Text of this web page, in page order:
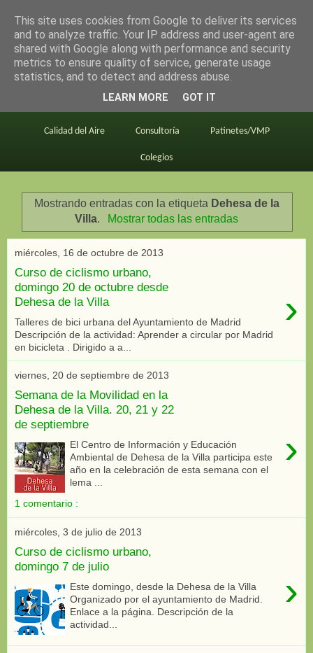
en bici por madrid
Este blog BiciMAD Primeros consejos
Calidad del Aire Consultoría Patinetes/VMP
Colegios
Mostrando entradas con la etiqueta Dehesa de la
Villa. Mostrar todas las entradas
miércoles, 16 de octubre de 2013
Curso de ciclismo urbano,
domingo 20 de octubre desde
Dehesa de la Villa
›
Talleres de bici urbana del Ayuntamiento de Madrid
Descripción de la actividad: Aprender a circular por Madrid
en bicicleta . Dirigido a a...
viernes, 20 de septiembre de 2013
Semana de la Movilidad en la
Dehesa de la Villa. 20, 21 y 22
de septiembre
›
El Centro de Información y Educación
Ambiental de Dehesa de la Villa participa este
año en la celebración de esta semana con el
lema ...
1 comentario :
miércoles, 3 de julio de 2013
Curso de ciclismo urbano,
domingo 7 de julio
›
Este domingo, desde la Dehesa de la Villa
Organizado por el ayuntamiento de Madrid.
Enlace a la página. Descripción de la
actividad...
This site uses cookies from Google to deliver its services
and to analyze traffic. Your IP address and user-agent are
shared with Google along with performance and security
metrics to ensure quality of service, generate usage
statistics, and to detect and address abuse.
LEARN MORE GOT IT